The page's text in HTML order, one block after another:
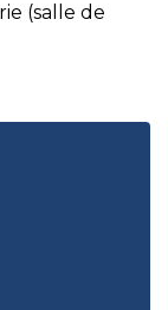
(salle de